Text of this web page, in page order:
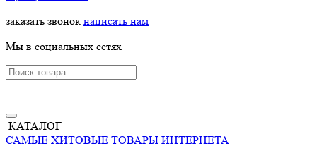
заказать звонок написать нам
Мы в социальных сетях
КАТАЛОГ
САМЫЕ ХИТОВЫЕ ТОВАРЫ ИНТЕРНЕТА